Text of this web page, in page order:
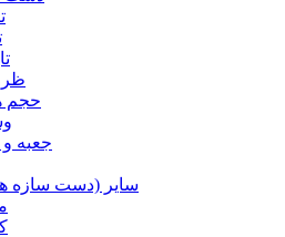
حجم
جعبه
سایر (دست سازه